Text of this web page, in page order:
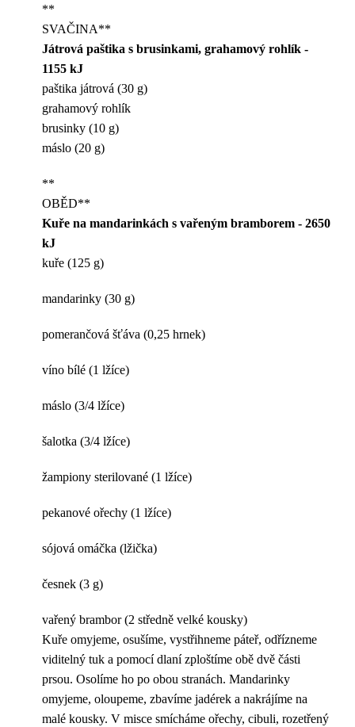
**
SVAČINA**
Játrová paštika s brusinkami, grahamový rohlík -
1155 kJ
paštika játrová (30 g)
grahamový rohlík
brusinky (10 g)
máslo (20 g)
**
OBĚD**
Kuře na mandarinkách s vařeným bramborem - 2650
kJ
kuře (125 g)
mandarinky (30 g)
pomerančová šťáva (0,25 hrnek)
víno bílé (1 lžíce)
máslo (3/4 lžíce)
šalotka (3/4 lžíce)
žampiony sterilované (1 lžíce)
pekanové ořechy (1 lžíce)
sójová omáčka (lžička)
česnek (3 g)
vařený brambor (2 středně velké kousky)
Kuře omyjeme, osušíme, vystřihneme páteř, odřízneme
viditelný tuk a pomocí dlaní zploštíme obě dvě části
prsou. Osolíme ho po obou stranách. Mandarinky
omyjeme, oloupeme, zbavíme jadérek a nakrájíme na
malé kousky. V misce smícháme ořechy, cibuli, rozetřený